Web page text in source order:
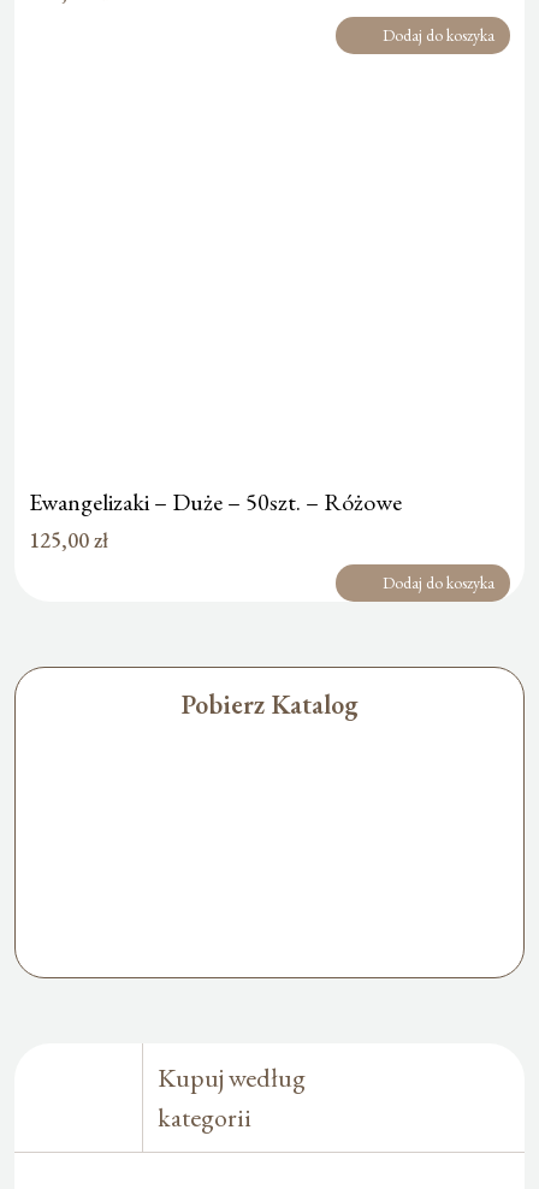
Dodaj do koszyka
Ewangelizaki – Duże – 50szt. – Różowe
125,00zł
Dodaj do koszyka
Pobierz Katalog
Kupuj według
kategorii